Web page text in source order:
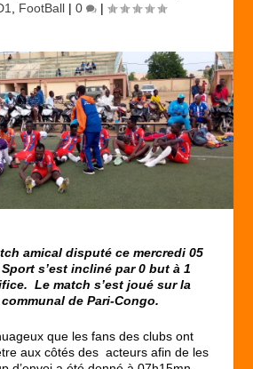
FootBall | 0 |
amical disputé ce mercredi 05
s’est incliné par0 but à1
. Le match s’est joué sur la
de Pari-Congo.
que les fans des clubs ont
aux côtés des acteurs afin de les